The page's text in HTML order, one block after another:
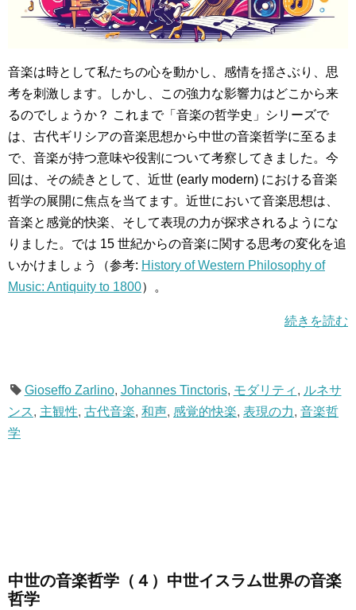
音楽は時として私たちの心を動かし、感情を揺さぶり、思
考を刺激します。しかし、この強力な影響力はどこから来
るのでしょうか？ これまで「音楽の哲学史」シリーズで
は、古代ギリシアの音楽思想から中世の音楽哲学に至るま
で、音楽が持つ意味や役割について考察してきました。今
回は、その続きとして、近世 (early modern) における音楽
哲学の展開に焦点を当てます。近世において音楽思想は、
音楽と感覚的快楽、そして表現の力が探求されるようにな
りました。では 15 世紀からの音楽に関する思考の変化を追
いかけましょう（参考: History of Western Philosophy of
Music: Antiquity to 1800）。
続きを読む
Gioseffo Zarlino, Johannes Tinctoris, モダリティ , ルネサ
ンス, 主観性, 古代音楽, 和声, 感覚的快楽, 表現の力, 音楽哲
学
中世の音楽哲学（４）中世イスラム世界の音楽
哲学